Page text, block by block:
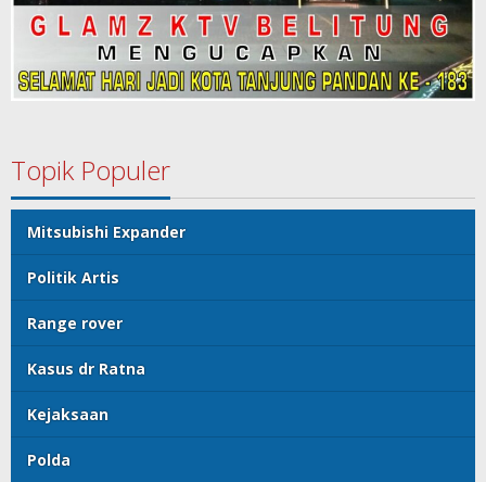
Topik Populer
Mitsubishi Expander
Politik Artis
Range rover
Kasus dr Ratna
Kejaksaan
Polda